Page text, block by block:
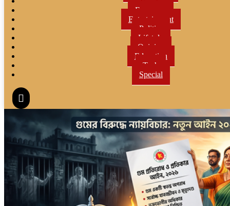
Economy
Entertainment
Politics
Lifetyle
Opinion
Education
Tech
Special